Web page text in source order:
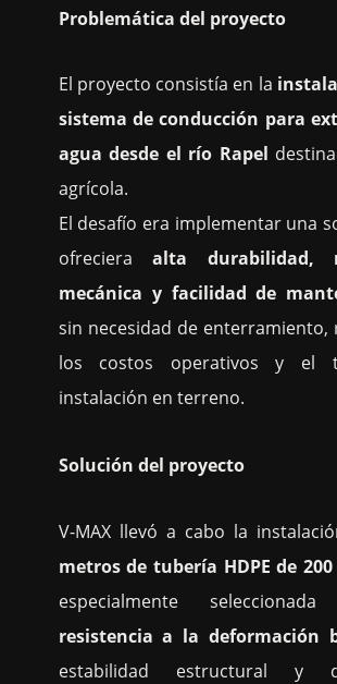
Problemática del proyecto
El proyecto consistía en la
sistema de conducción para
agua desde el río Rapel
agrícola.
El desafío era implementar una
ofrecieraalta durabilidad,
mecánica y facilidad de
sin necesidad de enterramiento,
los costos operativos y el
instalación en terreno.
Solución del proyecto
V-MAX llevó a cabo la
metros de tubería HDPE de
especialmente
resistencia a la deformación
estabilidad estructural y